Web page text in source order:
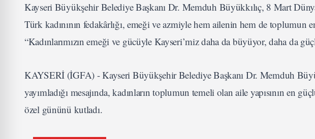
Kayseri Büyükşehir Belediye Başkanı Dr. Memduh Büyükkılıç, 8 Mart
Türk kadınının fedakârlığı, emeği ve azmiyle hem ailenin hem de
“Kadınlarımızın emeği ve gücüyle Kayseri’miz daha da büyüyor, daha da
KAYSERİ (İGFA) - Kayseri Büyükşehir Belediye Başkanı Dr. Memduh
yayımladığı mesajında, kadınların toplumun temeli olan aile yapısının en
özel gününü kutladı.